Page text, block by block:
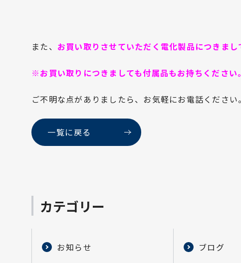
また、 お買い取りさせていただく電化製品につきま
※お買い取りにつきましても付属品もお持ちください
ご不明な点がありましたら、お気軽にお電話ください。
一覧に戻る
カテゴリー
お知らせ ブログ